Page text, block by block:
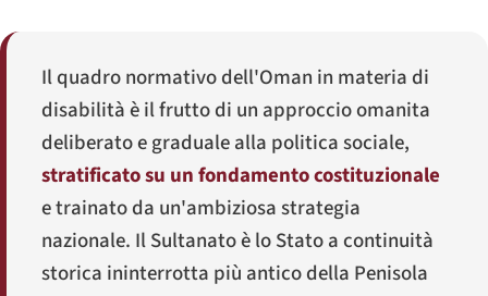
Il quadro normativo dell'Oman in materia di
disabilità è il frutto di un approccio omanita
deliberato e graduale alla politica sociale,
stratificato su un fondamento costituzionale
e trainato da un'ambiziosa strategia
nazionale. Il Sultanato è lo Stato a continuità
storica ininterrotta più antico della Penisola